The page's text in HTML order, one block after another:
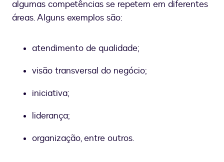
algumas competências se repetem em diferentes
áreas. Alguns exemplos são:
atendimento de qualidade;
visão transversal do negócio;
iniciativa;
liderança;
organização, entre outros.